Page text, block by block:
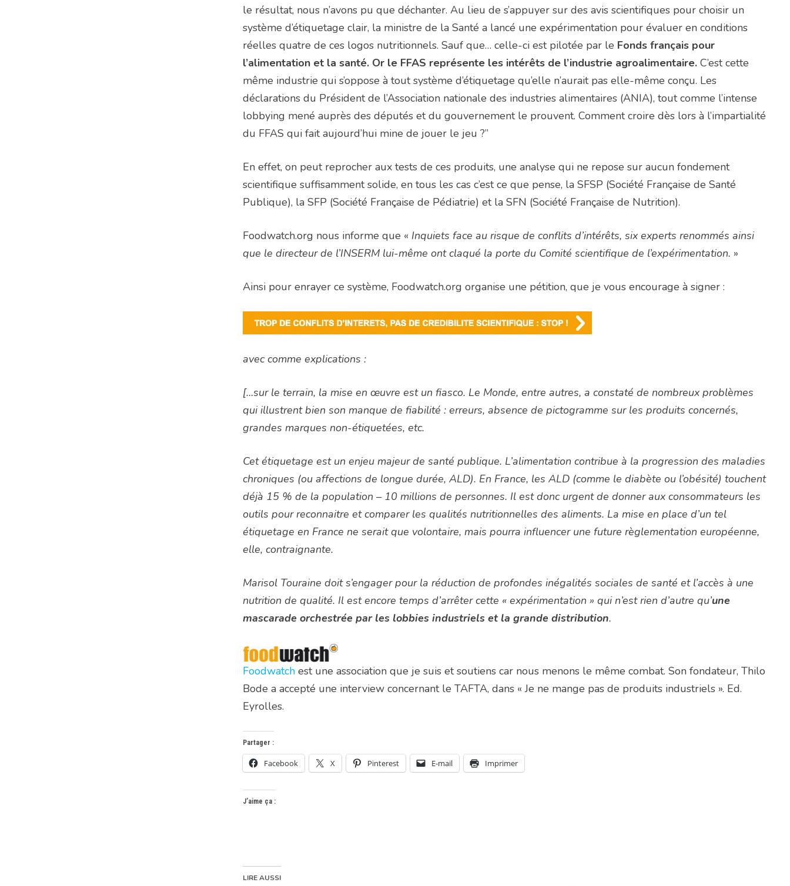
le résultat, nous n’avons pu que déchanter. Au lieu de s’appuyer sur des avis scientifiques pour choisir un
système d’étiquetage clair, la ministre de la Santé a lancé une expérimentation pour évaluer en conditions
réelles quatre de ces logos nutritionnels. Sauf que… celle-ci est pilotée par le Fonds français pour
l’alimentation et la santé. Or le FFAS représente les intérêts de l’industrie agroalimentaire. C’est cette
même industrie qui s’oppose à tout système d’étiquetage qu’elle n’aurait pas elle-même conçu. Les
déclarations du Président de l’Association nationale des industries alimentaires (ANIA), tout comme l’intense
lobbying mené auprès des députés et du gouvernement le prouvent. Comment croire dès lors à l’impartialité
du FFAS qui fait aujourd’hui mine de jouer le jeu ?”
En effet, on peut reprocher aux tests de ces produits, une analyse qui ne repose sur aucun fondement
scientifique suffisamment solide, en tous les cas c’est ce que pense, la SFSP (Société Française de Santé
Publique), la SFP (Société Française de Pédiatrie) et la SFN (Société Française de Nutrition).
Foodwatch.org nous informe que « Inquiets face au risque de conflits d’intérêts, six experts renommés ainsi
que le directeur de l’INSERM lui-même ont claqué la porte du Comité scientifique de l’expérimentation. »
Ainsi pour enrayer ce système, Foodwatch.org organise une pétition, que je vous encourage à signer :
avec comme explications :
[…sur le terrain, la mise en œuvre est un fiasco. Le Monde, entre autres, a constaté de nombreux problèmes
qui illustrent bien son manque de fiabilité : erreurs, absence de pictogramme sur les produits concernés,
grandes marques non-étiquetées, etc.
Cet étiquetage est un enjeu majeur de santé publique. L’alimentation contribue à la progression des maladies
chroniques (ou affections de longue durée, ALD). En France, les ALD (comme le diabète ou l’obésité) touchent
déjà 15 % de la population – 10 millions de personnes. Il est donc urgent de donner aux consommateurs les
outils pour reconnaitre et comparer les qualités nutritionnelles des aliments. La mise en place d’un tel
étiquetage en France ne serait que volontaire, mais pourra influencer une future règlementation européenne,
elle, contraignante.
Marisol Touraine doit s’engager pour la réduction de profondes inégalités sociales de santé et l’accès à une
nutrition de qualité. Il est encore temps d’arrêter cette « expérimentation » qui n’est rien d’autre qu’une
mascarade orchestrée par les lobbies industriels et la grande distribution.
Foodwatch est une association que je suis et soutiens car nous menons le même combat. Son fondateur,Thilo
Bode a accepté une interview concernant le TAFTA, dans « Je ne mange pas de produits industriels ». Ed.
Eyrolles.
Partager :
Facebook X Pinterest E-mail Imprimer
J’aime ça :
LIRE AUSSI